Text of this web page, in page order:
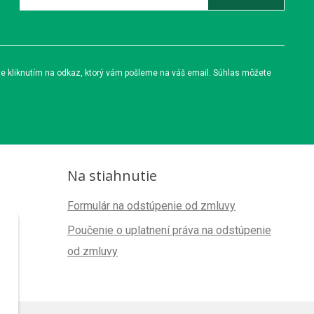
na odkaz, ktorý vám pošleme na váš email. Súhlas môžete
Na stiahnutie
Formulár na odstúpenie od zmluvy
Poučenie o uplatnení práva na odstúpenie
od zmluvy